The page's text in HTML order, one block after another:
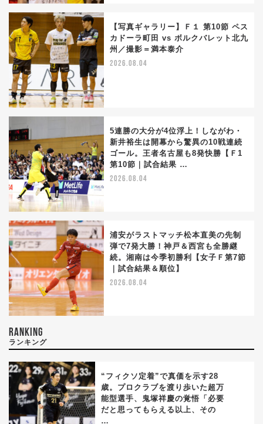
【写真ギャラリー】Ｆ１ 第10節 ペス
カドーラ町田 vs ボルクバレット北九
州／撮影＝満本泰介
2026.08.04
5連勝の大分が4位浮上！しながわ・
新井裕生は開幕から驚異の10戦連続
ゴール。王者名古屋も8発快勝【Ｆ1
第10節｜試合結果 …
2026.08.04
浦安がラストマッチ松本直美の先制
弾で7発大勝！神戸＆西宮も全勝継
続。湘南は今季初勝利【女子Ｆ第7節
｜試合結果＆順位】
2026.08.04
RANKING
ランキング
“フィクソ定着”で真価を示す28
歳。プロクラブを渡り歩いた超万
能型選手、鬼塚祥慶の覚悟「必要
だと思ってもらえる以上、その
…